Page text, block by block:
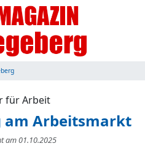
für Arbeit
am Arbeitsmarkt
am01.10.2025